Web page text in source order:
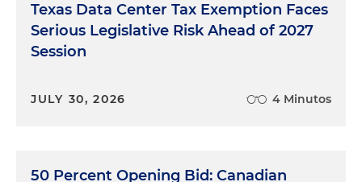
Texas Data Center Tax Exemption Faces
Serious Legislative Risk Ahead of 2027
Session
JULY 30, 2026 4 Minutos
50 Percent Opening Bid: Canadian